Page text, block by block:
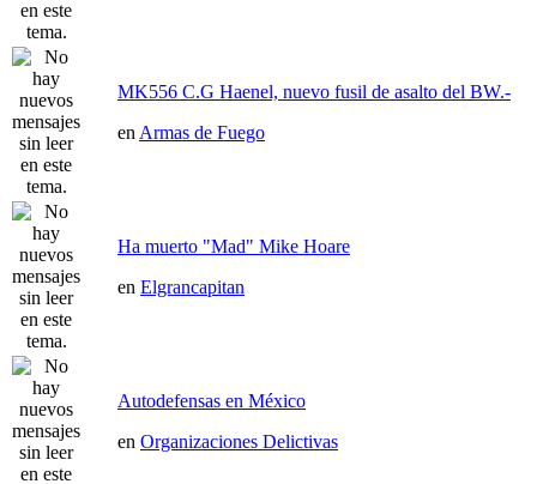
MK556 C.G Haenel, nuevo fusil de asalto del BW.-
en Armas de Fuego
Ha muerto "Mad" Mike Hoare
en Elgrancapitan
Autodefensas en México
en Organizaciones Delictivas